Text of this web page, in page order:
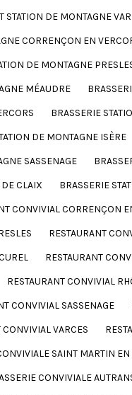
STATION DE MONTAGNE
CORRENÇON EN
DE MONTAGNE
MÉAUDRE
BRASSERIE
DE MONTAGNE ISÈRE
SASSENAGE
CLAIX
BRASSERIE
CONVIVIAL CORRENÇON
RESTAURANT
RESTAURANT
RESTAURANT CONVIVIAL
CONVIVIAL SASSENAGE
CONVIVIAL VARCES
SAINT MARTIN EN
CONVIVIALE